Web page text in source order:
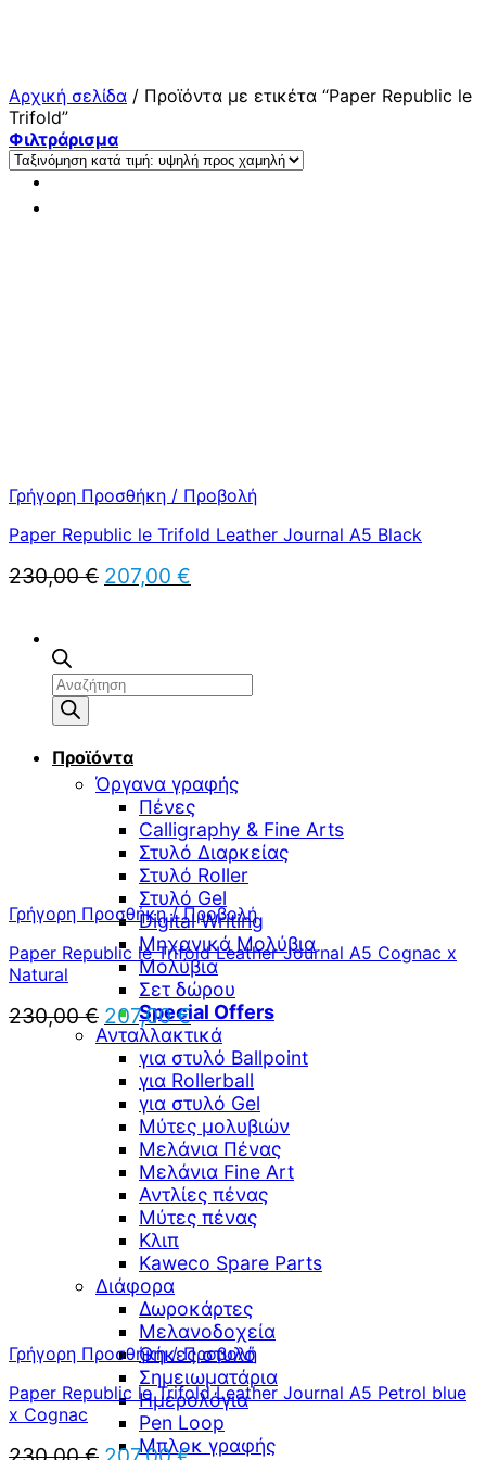
Αναζήτηση
προϊόντων
Προϊόντα
Όργανα γραφής
Πένες
Calligraphy & Fine Arts
Στυλό Διαρκείας
Στυλό Roller
Στυλό Gel
Digital Writing
Μηχανικά Μολύβια
Μολύβια
Σετ δώρου
Special Offers
Ανταλλακτικά
για στυλό Ballpoint
για Rollerball
για στυλό Gel
Μύτες μολυβιών
Μελάνια Πένας
Μελάνια Fine Art
Αντλίες πένας
Μύτες πένας
Κλιπ
Kaweco Spare Parts
Διάφορα
Δωροκάρτες
Μελανοδοχεία
Θήκες στυλό
Σημειωματάρια
Ημερολόγια
Pen Loop
Μπλοκ γραφής
Αρχική σελίδα / Προϊόντα με ετικέτα “Paper Republic le
Trifold”
Φιλτράρισμα
Γρήγορη Προσθήκη / Προβολή
Paper Republic le Trifold Leather Journal A5 Black
230,00€ Original
price
207,00 €
Γρήγορη Προσθήκη / Προβολή
Paper Republic le Trifold Leather Journal A5 Cognac x
Natural
230,00€ Original
price
was:
230,00 €.
207,00€Η
τρέχουσα
τιμή
είναι:
207,00 €.
Γρήγορη Προσθήκη / Προβολή
Paper Republic le Trifold Leather Journal A5 Petrol blue
x Cognac
Original
Η